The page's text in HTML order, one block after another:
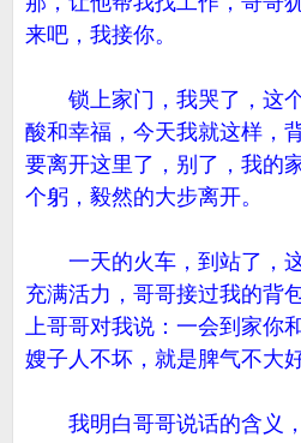
来吧，我接你。
锁上家门，我哭了，这个
酸和幸福，今天我就这样，
要离开这里了，别了，我的
个躬，毅然的大步离开。
一天的火车，到站了，这
充满活力，哥哥接过我的背
上哥哥对我说：一会到家你
嫂子人不坏，就是脾气不大好
我明白哥哥说话的含义，